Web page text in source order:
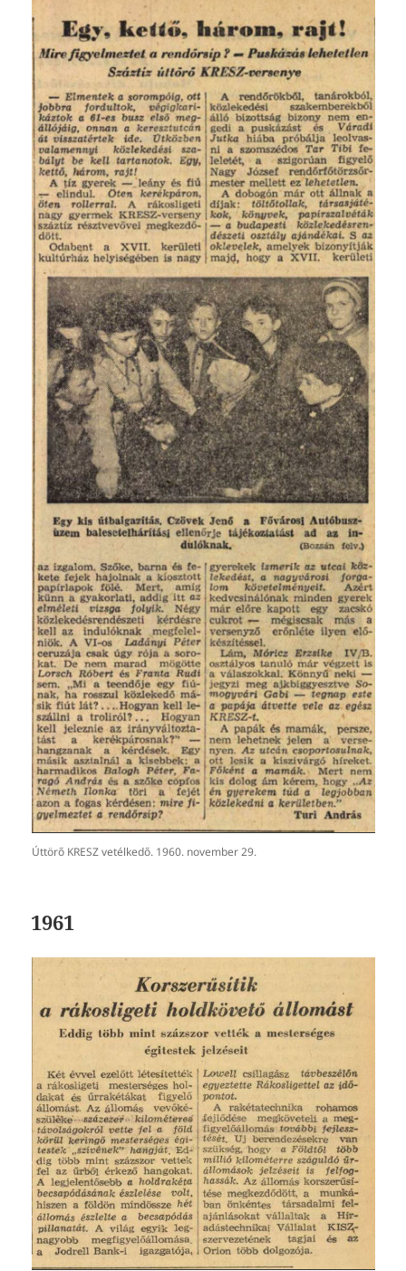
Úttörő KRESZ vetélkedő. 1960. november 29.
1961